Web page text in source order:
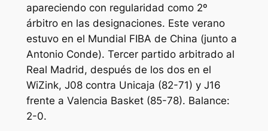
apareciendo con regularidad como 2º
árbitro en las designaciones. Este verano
estuvo en el Mundial FIBA de China (junto a
Antonio Conde). Tercer partido arbitrado al
Real Madrid, después de los dos en el
WiZink, J08 contra Unicaja (82-71) y J16
frente a Valencia Basket (85-78). Balance:
2-0.